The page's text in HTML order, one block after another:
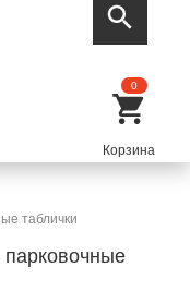
0
таблички